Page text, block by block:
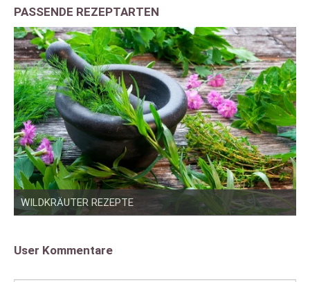
PASSENDE REZEPTARTEN
WILDKRÄUTER REZEPTE
User Kommentare